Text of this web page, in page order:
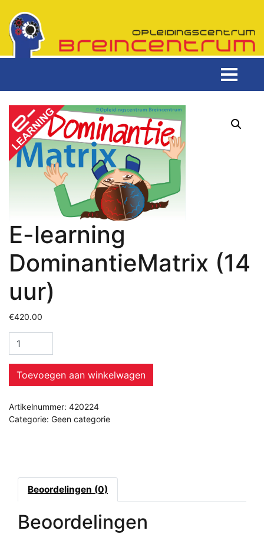
E-learning
DominantieMatrix (14
uur)
€420.00
Toevoegen aan winkelwagen
Artikelnummer: 420224
Categorie: Geen categorie
Beoordelingen (0)
Beoordelingen